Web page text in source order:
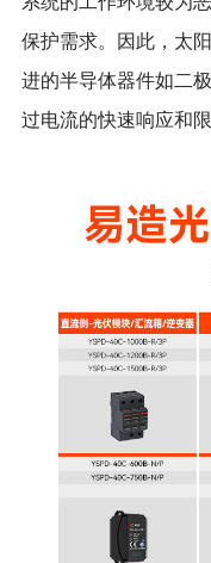
保护需求。因此，太
进的半导体器件如二
过电流的快速响应和限